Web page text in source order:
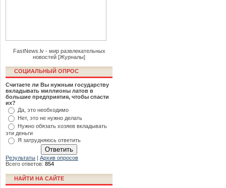
FastNews.lv - мир развлекательных
новостей [Журналы]
СОЦИАЛЬНЫЙ ОПРОС
Считаете ли Вы нужным государству
вкладывать миллионы латов в
большие предприятия, чтобы спасти
их?
Да, это необходимо
Нет, это не нужно делать
Нужно обязать хозяев вкладывать
эти деньги
Я затрудняюсь ответить
Результаты | Архив опросов
Всего ответов: 854
НАЙТИ НА САЙТЕ